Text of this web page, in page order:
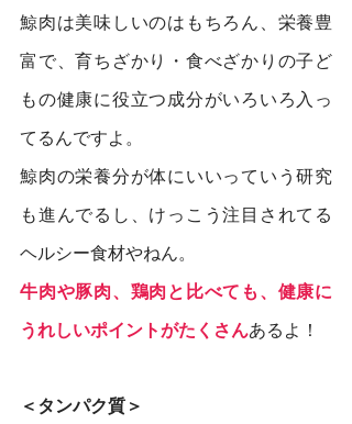
鯨肉は美味しいのはもちろん、栄養豊
富で、育ちざかり・食べざかりの子ど
もの健康に役立つ成分がいろいろ入っ
てるんですよ。
鯨肉の栄養分が体にいいっていう研究
も進んでるし、けっこう注目されてる
ヘルシー食材やねん。
牛肉や豚肉、鶏肉と比べても、健康に
うれしいポイントがたくさんあるよ！
＜タンパク質＞